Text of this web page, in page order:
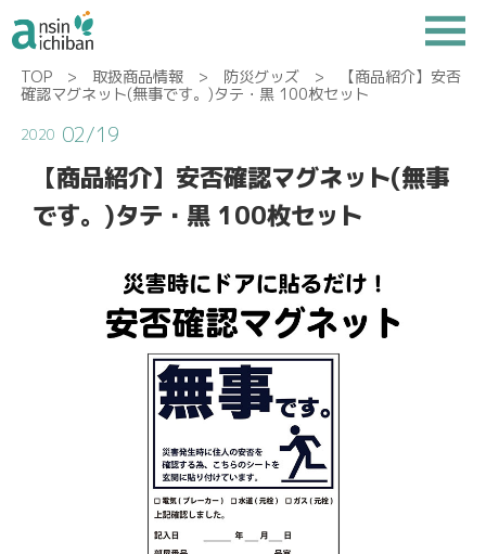
TOP> 取扱商品情報> 防災グッズ> 【商品紹介】安否
確認マグネット(無事です。)タテ・黒 100枚セット
2020 02/19
【商品紹介】安否確認マグネット(無事
です。)タテ・黒 100枚セット